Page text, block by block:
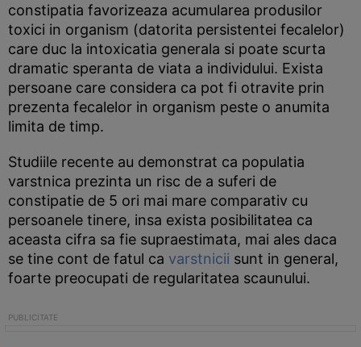
constipatia favorizeaza acumularea produsilor
toxici in organism (datorita persistentei fecalelor)
care duc la intoxicatia generala si poate scurta
dramatic speranta de viata a individului. Exista
persoane care considera ca pot fi otravite prin
prezenta fecalelor in organism peste o anumita
limita de timp.
Studiile recente au demonstrat ca populatia
varstnica prezinta un risc de a suferi de
constipatie de 5 ori mai mare comparativ cu
persoanele tinere, insa exista posibilitatea ca
aceasta cifra sa fie supraestimata, mai ales daca
se tine cont de fatul ca varstnicii sunt in general,
foarte preocupati de regularitatea scaunului.